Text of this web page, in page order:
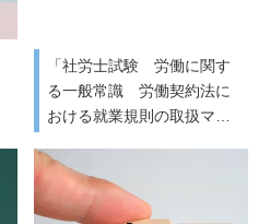
「社労士試験 労働に関す
る一般常識 労働契約法に
おける就業規則の取扱マ…